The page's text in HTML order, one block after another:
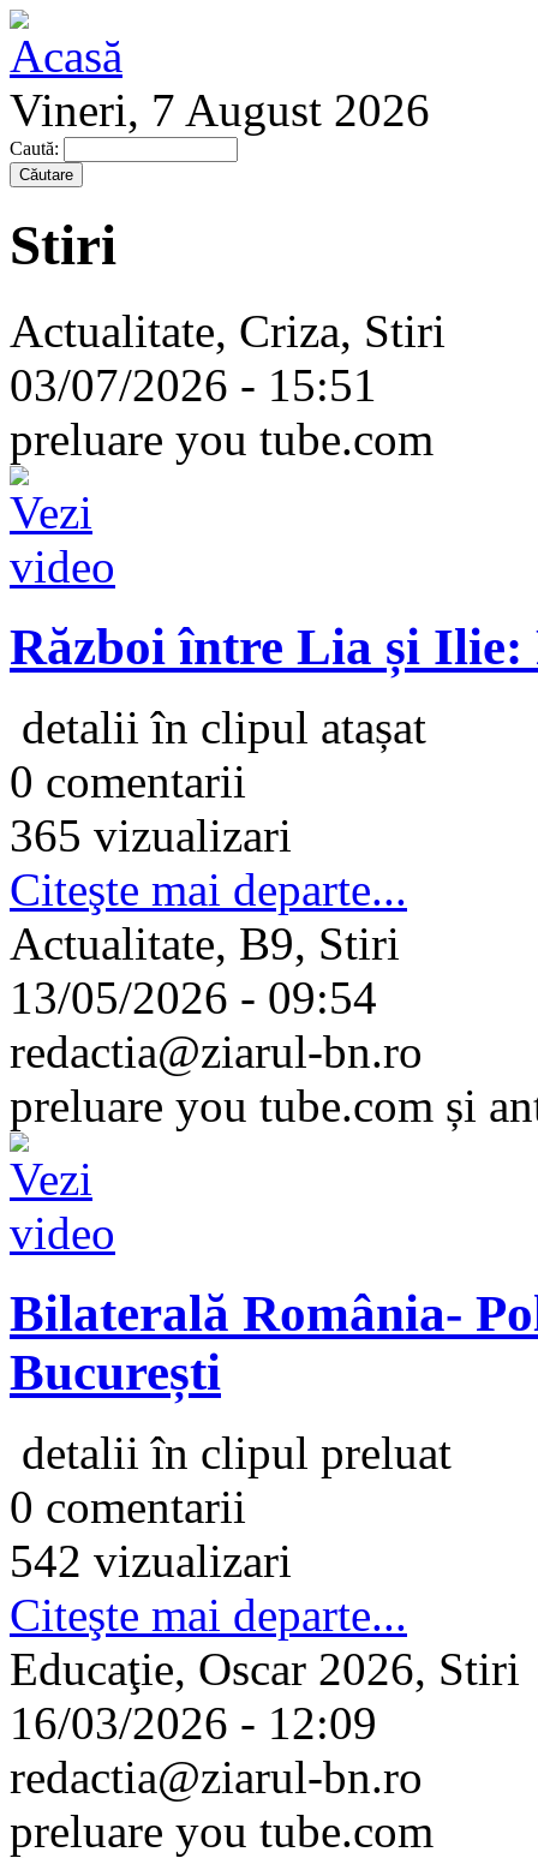
Vineri, 7 August 2026
Caută:
Stiri
Actualitate, Criza, Stiri
03/07/2026 - 15:51
preluare you tube.com
Război între Lia și Ilie:
detalii în clipul atașat
0 comentarii
365 vizualizari
Citeşte mai departe...
Actualitate, B9, Stiri
13/05/2026 - 09:54
redactia@ziarul-bn.ro
preluare you tube.com și
Bilaterală România-
București
detalii în clipul preluat
0 comentarii
542 vizualizari
Citeşte mai departe...
Educaţie, Oscar 2026, Stiri
16/03/2026 - 12:09
redactia@ziarul-bn.ro
preluare you tube.com